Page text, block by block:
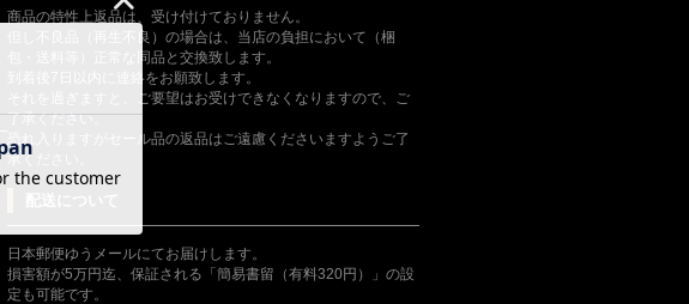
商品の特性上返品は、受け付けておりません。
但し不良品（再生不良）の場合は、当店の負担において（梱
包・送料等）正常な同品と交換致します。
到着後7日以内に連絡をお願致します。
それを過ぎますと、ご要望はお受けできなくなりますので、ご
了承ください。
恐れ入りますがセール品の返品はご遠慮くださいますようご了
承ください。
日本郵便ゆうメールにてお届けします。
損害額が5万円迄、保証される「簡易書留（有料320円）」の設
定も可能です。